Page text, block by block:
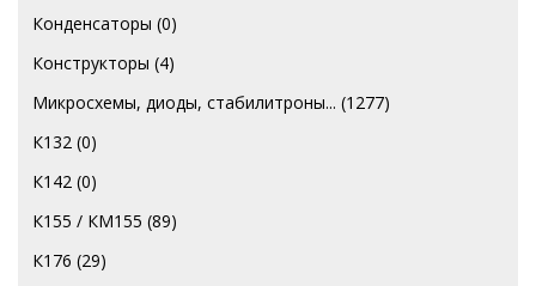
Конденсаторы (0)
Конструкторы (4)
Микросхемы, диоды, стабилитроны... (1277)
К132 (0)
К142 (0)
К155 / КМ155 (89)
К176 (29)